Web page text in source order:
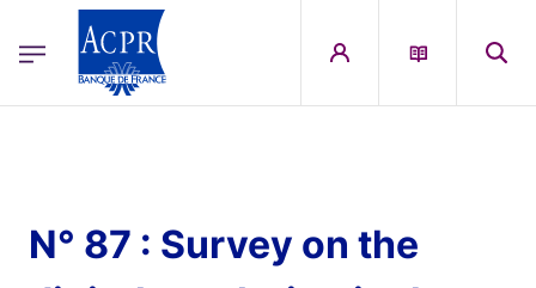
ACPR Menu Principal (English)
N° 87 : Survey on the